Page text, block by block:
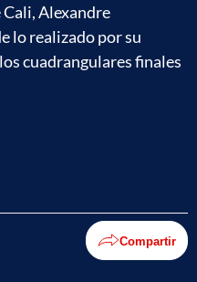
Alexandre
lo realizado por su
cuadrangulares finales
Compartir